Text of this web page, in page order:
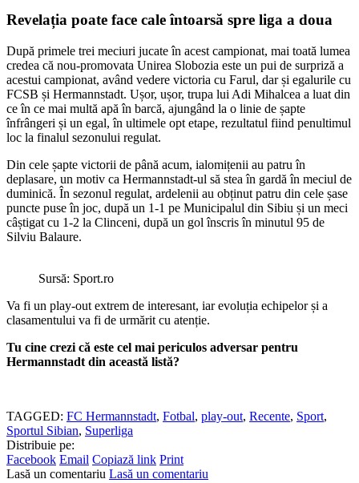
Revelația poate face cale întoarsă spre liga a doua
După primele trei meciuri jucate în acest campionat, mai toată lumea
credea că nou-promovata Unirea Slobozia este un pui de surpriză a
acestui campionat, având vedere victoria cu Farul, dar și egalurile cu
FCSB și Hermannstadt. Ușor, ușor, trupa lui Adi Mihalcea a luat din
ce în ce mai multă apă în barcă, ajungând la o linie de șapte
înfrângeri și un egal, în ultimele opt etape, rezultatul fiind penultimul
loc la finalul sezonului regulat.
Din cele șapte victorii de până acum, ialomițenii au patru în
deplasare, un motiv ca Hermannstadt-ul să stea în gardă în meciul de
duminică. În sezonul regulat, ardelenii au obținut patru din cele șase
puncte puse în joc, după un 1-1 pe Municipalul din Sibiu și un meci
câștigat cu 1-2 la Clinceni, după un gol înscris în minutul 95 de
Silviu Balaure.
Sursă: Sport.ro
Va fi un play-out extrem de interesant, iar evoluția echipelor și a
clasamentului va fi de urmărit cu atenție.
Tu cine crezi că este cel mai periculos adversar pentru
Hermannstadt din această listă?
TAGGED: FC Hermannstadt, Fotbal, play-out, Recente, Sport,
Sportul Sibian, Superliga
Distribuie pe:
Facebook Email Copiază link Print
Lasă un comentariu Lasă un comentariu